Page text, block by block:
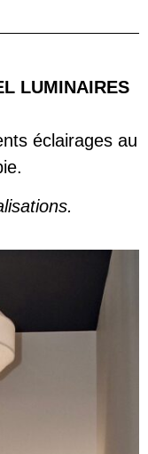
LUMINAIRES
éclairages au